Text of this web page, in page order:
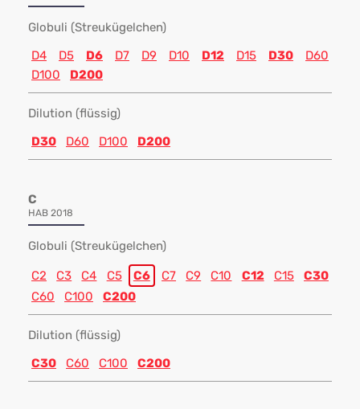
Globuli (Streukügelchen)
D4
D5 D6 D7 D9 D10 D12 D15 D30
D60
D100
D200
Dilution (flüssig)
D30
D60 D100 D200
C
HAB 2018
Globuli (Streukügelchen)
C2 C3 C4 C5 C6 C7 C9 C10 C12 C15
C30
C60
C100 C200
Dilution (flüssig)
C30
C60 C100 C200